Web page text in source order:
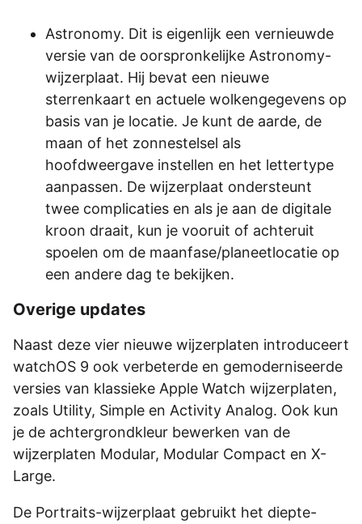
Astronomy. Dit is eigenlijk een vernieuwde
versie van de oorspronkelijke Astronomy-
wijzerplaat. Hij bevat een nieuwe
sterrenkaart en actuele wolkengegevens op
basis van je locatie. Je kunt de aarde, de
maan of het zonnestelsel als
hoofdweergave instellen en het lettertype
aanpassen. De wijzerplaat ondersteunt
twee complicaties en als je aan de digitale
kroon draait, kun je vooruit of achteruit
spoelen om de maanfase/planeetlocatie op
een andere dag te bekijken.
Overige updates
Naast deze vier nieuwe wijzerplaten introduceert
watchOS 9 ook verbeterde en gemoderniseerde
versies van klassieke Apple Watch wijzerplaten,
zoals Utility, Simple en Activity Analog. Ook kun
je de achtergrondkleur bewerken van de
wijzerplaten Modular, Modular Compact en X-
Large.
De Portraits-wijzerplaat gebruikt het diepte-